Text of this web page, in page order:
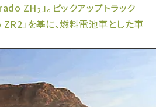
ZH2 」。ピックアップトラック
」を基に、燃料電池車とした車